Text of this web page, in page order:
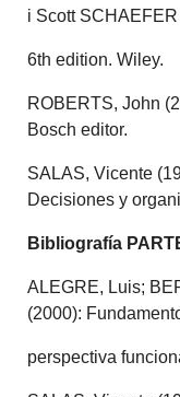
i Scott
6th edition. Wiley.
ROBERTS, John
Bosch editor.
SALAS, Vicente
Decisiones y
Bibliografía
ALEGRE, Luis;
(2000):
perspectiva